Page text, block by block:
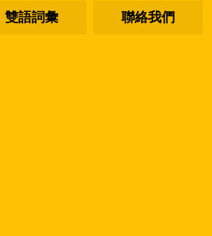
雙語詞彙 聯絡我們